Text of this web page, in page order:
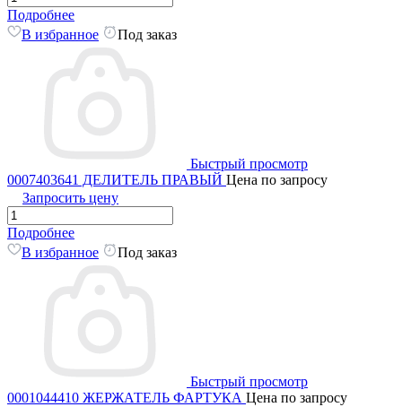
Подробнее
В избранное
Под заказ
Быстрый просмотр
0007403641 ДЕЛИТЕЛЬ ПРАВЫЙ Цена по запросу
Запросить цену
Подробнее
В избранное
Под заказ
Быстрый просмотр
0001044410 ЖЕРЖАТЕЛЬ ФАРТУКА Цена по запросу